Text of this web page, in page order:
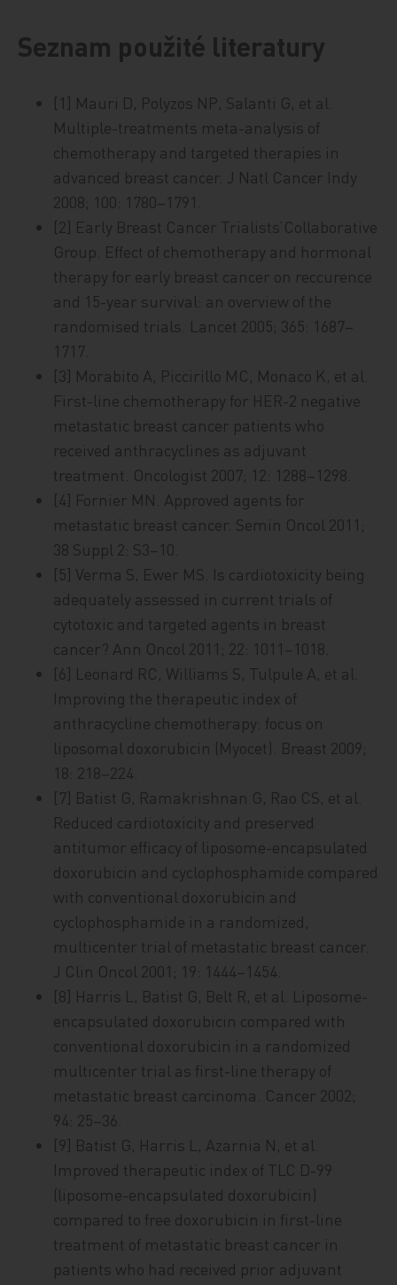
Seznam použité literatury
[1] Mauri D, Polyzos NP, Salanti G, et al.
Multiple-treatments meta-analysis of
chemotherapy and targeted therapies in
advanced breast cancer. J Natl Cancer Indy
2008; 100: 1780–1791.
[2] Early Breast Cancer Trialists’Collaborative
Group. Effect of chemotherapy and hormonal
therapy for early breast cancer on reccurence
and 15-year survival: an overview of the
randomised trials. Lancet 2005; 365: 1687–
1717.
[3] Morabito A, Piccirillo MC, Monaco K, et al.
First-line chemotherapy for HER-2 negative
metastatic breast cancer patients who
received anthracyclines as adjuvant
treatment. Oncologist 2007; 12: 1288–1298.
[4] Fornier MN. Approved agents for
metastatic breast cancer. Semin Oncol 2011;
38 Suppl 2: S3–10.
[5] Verma S, Ewer MS. Is cardiotoxicity being
adequately assessed in current trials of
cytotoxic and targeted agents in breast
cancer? Ann Oncol 2011; 22: 1011–1018.
[6] Leonard RC, Williams S, Tulpule A, et al.
Improving the therapeutic index of
anthracycline chemotherapy: focus on
liposomal doxorubicin (Myocet). Breast 2009;
18: 218–224.
[7] Batist G, Ramakrishnan G, Rao CS, et al.
Reduced cardiotoxicity and preserved
antitumor efficacy of liposome-encapsulated
doxorubicin and cyclophosphamide compared
with conventional doxorubicin and
cyclophosphamide in a randomized,
multicenter trial of metastatic breast cancer.
J Clin Oncol 2001; 19: 1444–1454.
[8] Harris L, Batist G, Belt R, et al. Liposome-
encapsulated doxorubicin compared with
conventional doxorubicin in a randomized
multicenter trial as first-line therapy of
metastatic breast carcinoma. Cancer 2002;
94: 25–36.
[9] Batist G, Harris L, Azarnia N, et al.
Improved therapeutic index of TLC D-99
(liposome-encapsulated doxorubicin)
compared to free doxorubicin in first-line
treatment of metastatic breast cancer in
patients who had received prior adjuvant